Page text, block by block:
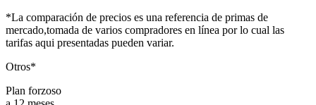
*La comparación de precios es una referencia de primas de
mercado,tomada de varios compradores en línea por lo cual las
tarifas aqui presentadas pueden variar.
Otros*
Plan forzoso